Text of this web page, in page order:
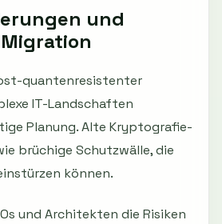
und
quantenresistenter
IT-Landschaften
Planung. Alte Kryptografie-
brüchige Schutzwälle, die
können.
und Architekten die Risiken